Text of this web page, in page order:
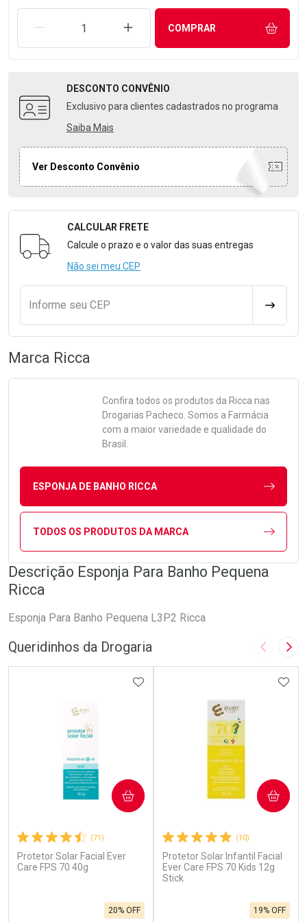
REMOVER UMA UNIDADEAUMENTAR UMA UNIDADE
COMPRAR
DESCONTO CONVÊNIO
Exclusivo para clientes cadastrados no programa
Saiba Mais
Ver Desconto Convênio
Formulário para Calcular o Frete
CALCULAR FRETE
Calcule o prazo e o valor das suas entregas
Não sei meu CEP
Informe seu CEP
Marca Ricca
Confira todos os produtos da Ricca nas
Drogarias Pacheco. Somos a Farmácia
com a maior variedade e qualidade do
Brasil.
ESPONJA DE BANHO RICCA
TODOS OS PRODUTOS DA MARCA
Descrição Esponja Para Banho Pequena
Ricca
Esponja Para Banho Pequena L3P2 Ricca
Queridinhos da Drogaria Imagem
(71)
Protetor Solar Facial Ever
Care FPS 70 40g
20% OFF
ADICIONAR AOS FAVORITOS
COMPRAR
(10)
Protetor Solar Infantil Facial
Ever Care FPS 70 Kids 12g
Stick
19% OFF
COMPRAR